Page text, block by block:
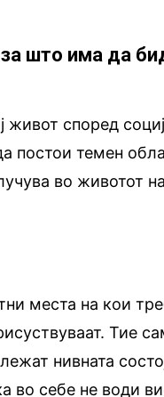
што има да
живот според
постои темен
во животот
места на кои
Тие
нивната
во себе не води